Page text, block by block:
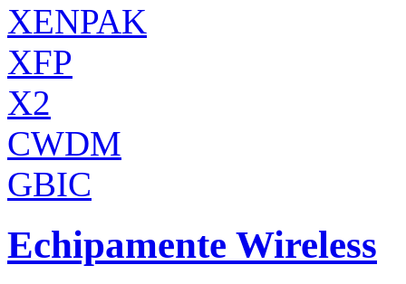
XENPAK
XFP
X2
CWDM
GBIC
Echipamente Wireless